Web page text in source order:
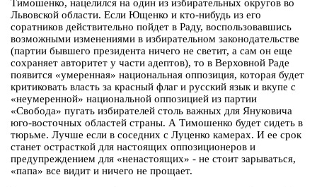
Тимошенко, нацелился на один из избирательных округов во
Львовской области. Если Ющенко и кто-нибудь из его
соратников действительно пойдет в Раду, воспользовавшись
возможными изменениями в избирательном законодательстве
(партии бывшего президента ничего не светит, а сам он еще
сохраняет авторитет у части адептов), то в Верховной Раде
появится «умеренная» национальная оппозиция, которая будет
критиковать власть за красный флаг и русский язык и вкупе с
«неумеренной» национальной оппозицией из партии
«Свобода» пугать избирателей столь важных для Януковича
юго-восточных областей страны. А Тимошенко будет сидеть в
тюрьме. Лучше если в соседних с Луценко камерах. И ее срок
станет острасткой для настоящих оппозиционеров и
предупреждением для «ненастоящих» - не стоит зарываться,
«папа» все видит и ничего не прощает.